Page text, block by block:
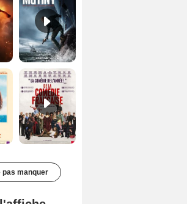
annonce VF De la Comédie-Française Teaser VF
pas manquer